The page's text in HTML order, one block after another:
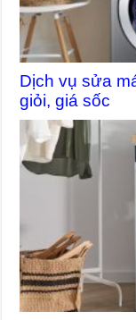
Dịch vụ sửa
giỏi, giá sốc